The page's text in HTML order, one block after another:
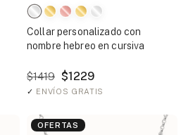
Collar personalizado con
nombre hebreo en cursiva
$1419 $1229
✓ ENVÍOS GRATIS
OFERTAS